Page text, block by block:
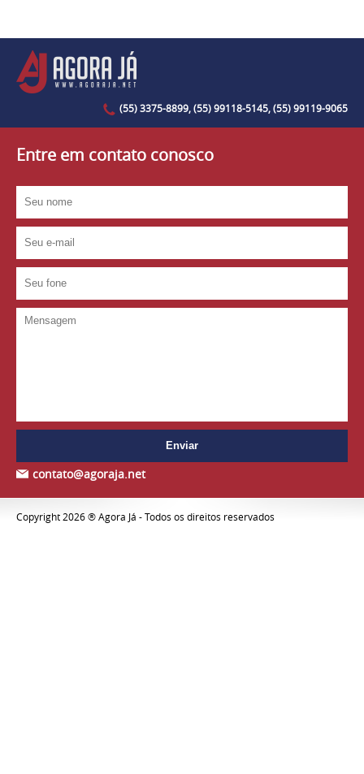
(55) 3375-8899, (55) 99118-5145, (55) 99119-9065
Entre em contato conosco
contato@agoraja.net
Copyright 2026 ® Agora Já - Todos os direitos reservados